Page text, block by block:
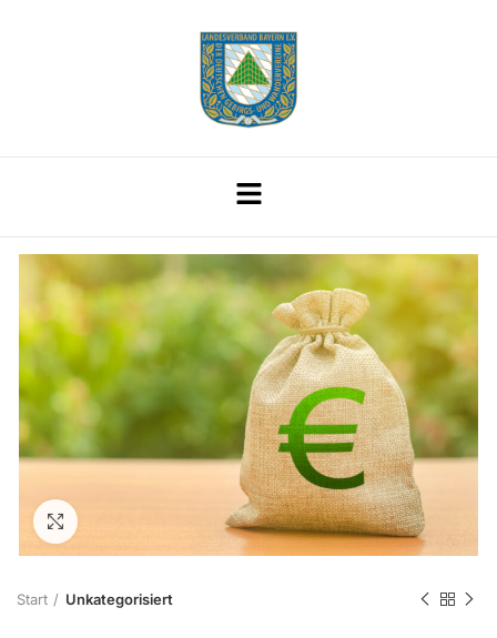
Zum Vergrößern klicken
Start Unkategorisiert